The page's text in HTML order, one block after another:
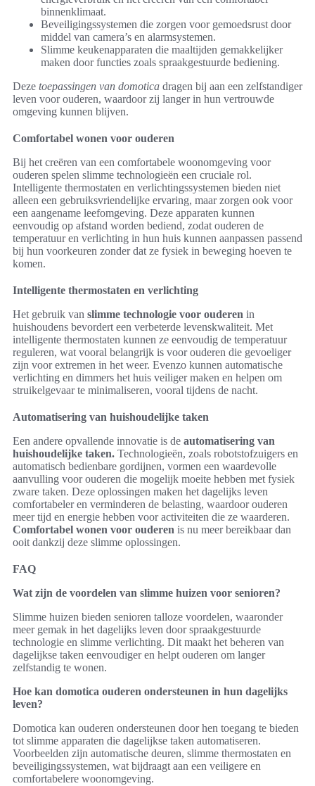
binnenklimaat.
Beveiligingssystemen die zorgen voor gemoedsrust door
middel van camera’s en alarmsystemen.
Slimme keukenapparaten die maaltijden gemakkelijker
maken door functies zoals spraakgestuurde bediening.
Deze toepassingen van domotica dragen bij aan een zelfstandiger
leven voor ouderen, waardoor zij langer in hun vertrouwde
omgeving kunnen blijven.
Comfortabel wonen voor ouderen
Bij het creëren van een comfortabele woonomgeving voor
ouderen spelen slimme technologieën een cruciale rol.
Intelligente thermostaten en verlichtingssystemen bieden niet
alleen een gebruiksvriendelijke ervaring, maar zorgen ook voor
een aangename leefomgeving. Deze apparaten kunnen
eenvoudig op afstand worden bediend, zodat ouderen de
temperatuur en verlichting in hun huis kunnen aanpassen passend
bij hun voorkeuren zonder dat ze fysiek in beweging hoeven te
komen.
Intelligente thermostaten en verlichting
Het gebruik van slimme technologie voor ouderen in
huishoudens bevordert een verbeterde levenskwaliteit. Met
intelligente thermostaten kunnen ze eenvoudig de temperatuur
reguleren, wat vooral belangrijk is voor ouderen die gevoeliger
zijn voor extremen in het weer. Evenzo kunnen automatische
verlichting en dimmers het huis veiliger maken en helpen om
struikelgevaar te minimaliseren, vooral tijdens de nacht.
Automatisering van huishoudelijke taken
Een andere opvallende innovatie is de automatisering van
huishoudelijke taken. Technologieën, zoals robotstofzuigers en
automatisch bedienbare gordijnen, vormen een waardevolle
aanvulling voor ouderen die mogelijk moeite hebben met fysiek
zware taken. Deze oplossingen maken het dagelijks leven
comfortabeler en verminderen de belasting, waardoor ouderen
meer tijd en energie hebben voor activiteiten die ze waarderen.
Comfortabel wonen voor ouderen is nu meer bereikbaar dan
ooit dankzij deze slimme oplossingen.
FAQ
Wat zijn de voordelen van slimme huizen voor senioren?
Slimme huizen bieden senioren talloze voordelen, waaronder
meer gemak in het dagelijks leven door spraakgestuurde
technologie en slimme verlichting. Dit maakt het beheren van
dagelijkse taken eenvoudiger en helpt ouderen om langer
zelfstandig te wonen.
Hoe kan domotica ouderen ondersteunen in hun dagelijks
leven?
Domotica kan ouderen ondersteunen door hen toegang te bieden
tot slimme apparaten die dagelijkse taken automatiseren.
Voorbeelden zijn automatische deuren, slimme thermostaten en
beveiligingssystemen, wat bijdraagt aan een veiligere en
comfortabelere woonomgeving.